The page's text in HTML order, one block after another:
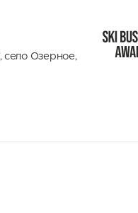
,село Озерное,